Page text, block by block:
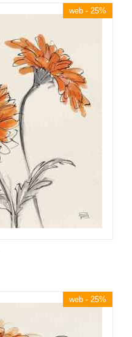
web - 25%
web - 25%